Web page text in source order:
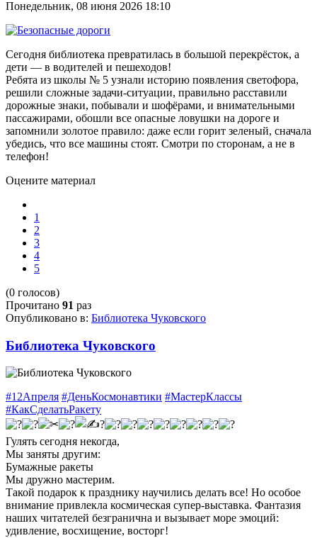
Понедельник, 08 июня 2026 18:10
Сегодня библиотека превратилась в большой перекрёсток, а
дети — в водителей и пешеходов!
Ребята из школы № 5 узнали историю появления светофора,
решили сложные задачи-ситуации, правильно расставили
дорожные знаки, побывали и шофёрами, и внимательными
пассажирами, обошли все опасные ловушки на дороге и
запомнили золотое правило: даже если горит зеленый, сначала
убедись, что все машины стоят. Смотри по сторонам, а не в
телефон!
Оцените материал
1
2
3
4
5
(0 голосов)
Прочитано 91 раз
Опубликовано в: Библиотека Чуковского
Библиотека Чуковского
#12Апреля #ДеньКосмонавтики #МастерКлассы
#КакСделатьРакету
Гулять сегодня некогда,
Мы заняты другим:
Бумажные ракеты
Мы дружно мастерим.
Такой подарок к празднику научились делать все! Но особое
внимание привлекла космическая супер-выставка. Фантазия
наших читателей безгранична и вызывает море эмоций:
удивление, восхищение, восторг!